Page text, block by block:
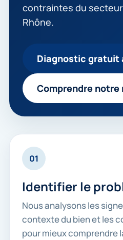
contraintes du
Rhône.
Diagnostic gratuit
Comprendre notre
01
Identifier le
Nous analysons les
contexte du bien et les
pour mieux comprendre